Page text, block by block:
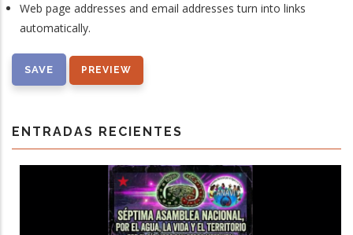
Web page addresses and email addresses turn into links
automatically.
ENTRADAS RECIENTES